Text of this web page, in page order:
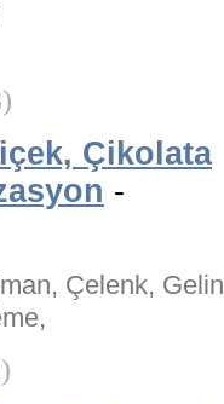
Çikolata
-
Çelenk, Gelin